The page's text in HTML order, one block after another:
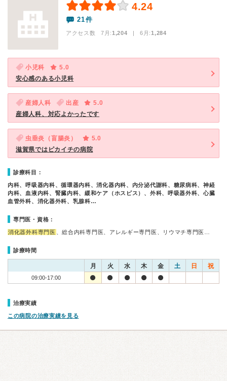
4.24
21件
アクセス数 7月:1,204 | 6月:1,284
小児科
5.0
安心感のある小児科
産婦人科 出産
5.0
産婦人科、対応よかったです
虫垂炎（盲腸炎）
5.0
滋賀県ではピカイチの病院
診療科目：
内科、呼吸器内科、循環器内科、消化器内科、内分泌代謝科、糖尿病科、神経
内科、血液内科、腎臓内科、緩和ケア（ホスピス）、外科、呼吸器外科、心臓
血管外科、消化器外科、乳腺科…
専門医・資格：
消化器外科専門医 、総合内科専門医、アレルギー専門医、リウマチ専門医…
診療時間
月 火 水 木 金 土 日 祝
09:00-17:00
治療実績
この病院の治療実績を見る